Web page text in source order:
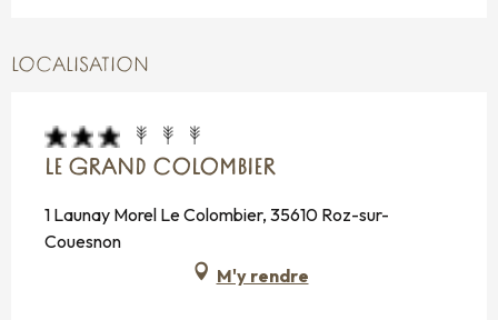
LOCALISATION
LE GRAND COLOMBIER
1 Launay Morel Le Colombier, 35610 Roz-sur-
Couesnon
M'y rendre